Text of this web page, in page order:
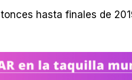
hasta finales de